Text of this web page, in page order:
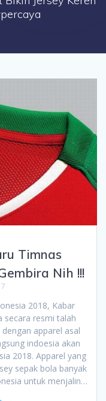
Timnas
Nih !!!
2018, Kabar
resmi talah
apparel asal
indoesia akan
2018. Apparel yang
sepak bola banyak
untuk menjalin…